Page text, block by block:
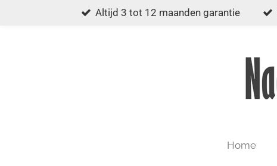
Altijd 3 tot 12 maanden garantie
Home